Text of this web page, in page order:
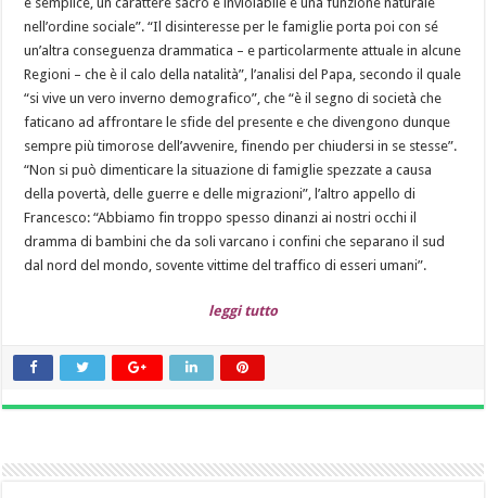
nell’ordine sociale”. “Il disinteresse per le famiglie porta poi con sé
un’altra conseguenza drammatica – e particolarmente attuale in alcune
Regioni – che è il calo della natalità”, l’analisi del Papa, secondo il quale
“si vive un vero inverno demografico”, che “è il segno di società che
faticano ad affrontare le sfide del presente e che divengono dunque
sempre più timorose dell’avvenire, finendo per chiudersi in se stesse”.
“Non si può dimenticare la situazione di famiglie spezzate a causa
della povertà, delle guerre e delle migrazioni”, l’altro appello di
Francesco: “Abbiamo fin troppo spesso dinanzi ai nostri occhi il
dramma di bambini che da soli varcano i confini che separano il sud
dal nord del mondo, sovente vittime del traffico di esseri umani”.
leggi tutto